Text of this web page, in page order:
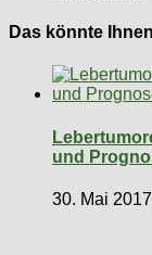
Das könnte
und
30. Mai 2017